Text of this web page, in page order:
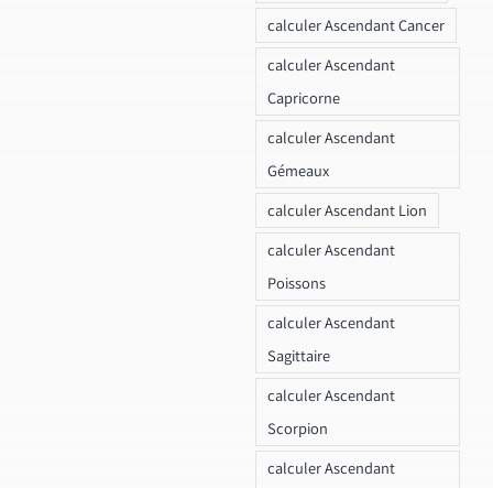
calculer Ascendant Cancer
calculer Ascendant
Capricorne
calculer Ascendant
Gémeaux
calculer Ascendant Lion
calculer Ascendant
Poissons
calculer Ascendant
Sagittaire
calculer Ascendant
Scorpion
calculer Ascendant